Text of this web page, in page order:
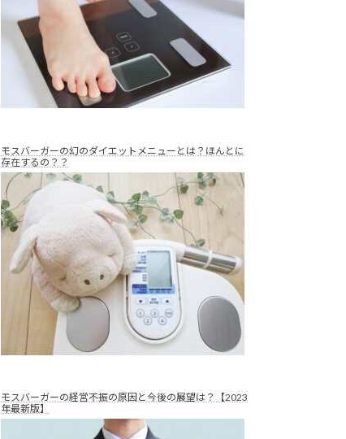
モスバーガーの幻のダイエットメニューとは？ほんとに
存在するの？？
モスバーガーの経営不振の原因と今後の展望は？【2023
年最新版】